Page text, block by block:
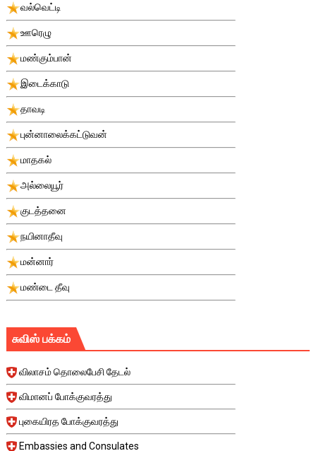
வல்வெட்டி
ஊரெழு
மண்கும்பான்
இடைக்காடு
தாவடி
புன்னாலைக்கட்டுவன்
மாதகல்
அல்லையூர்
குடத்தனை
நயினாதீவு
மன்னார்
மண்டை தீவு
சுவிஸ் பக்கம்
விலாசம் தொலைபேசி தேடல்
விமானப் போக்குவரத்து
புகையிரத போக்குவரத்து
Embassies and Consulates